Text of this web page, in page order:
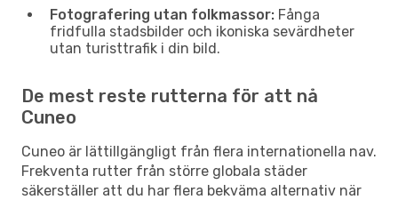
Fotografering utan folkmassor: Fånga
fridfulla stadsbilder och ikoniska sevärdheter
utan turisttrafik i din bild.
De mest reste rutterna för att nå
Cuneo
Cuneo är lättillgängligt från flera internationella nav.
Frekventa rutter från större globala städer
säkerställer att du har flera bekväma alternativ när